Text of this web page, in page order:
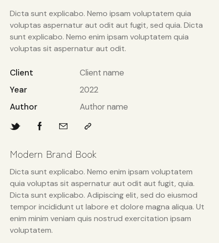
Dicta sunt explicabo. Nemo ipsam voluptatem quia
voluptas aspernatur aut odit aut fugit, sed quia. Dicta
sunt explicabo. Nemo enim ipsam voluptatem quia
voluptas sit aspernatur aut odit.
Client
Client name
Year
2022
Author
Author name
Modern Brand Book
Dicta sunt explicabo. Nemo enim ipsam voluptatem
quia voluptas sit aspernatur aut odit aut fugit, quia.
Dicta sunt explicabo. Adipiscing elit, sed do eiusmod
tempor incididunt ut labore et dolore magna aliqua. Ut
enim minim veniam quis nostrud exercitation ipsam
voluptatem.